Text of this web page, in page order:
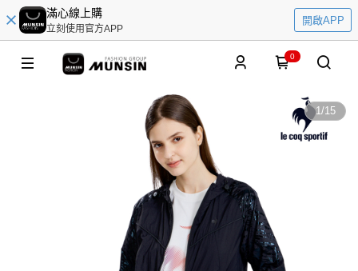
滿心線上購
立刻使用官方APP
開啟APP
0
1/15